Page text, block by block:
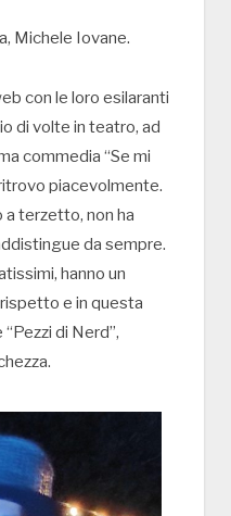
Michele Iovane.
con le loro esilaranti
di volte in teatro, ad
commedia “Se mi
piacevolmente.
terzetto, non ha
da sempre.
hanno un
e in questa
di Nerd”,